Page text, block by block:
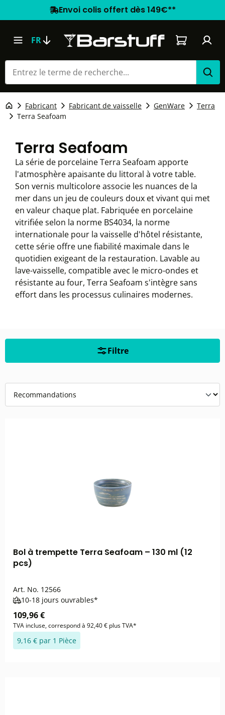
Envoi colis offert dès 149€**
FR Le panier
Fabricant Fabricant de vaisselle GenWare
Terra
Terra Seafoam
Terra Seafoam
La série de porcelaine Terra Seafoam apporte
l'atmosphère apaisante du littoral à votre table.
Son vernis multicolore associe les nuances de la
mer dans un jeu de couleurs doux et vivant qui met
en valeur chaque plat. Fabriquée en porcelaine
vitrifiée selon la norme BS4034, la norme
internationale pour la vaisselle d'hôtel résistante,
cette série offre une fiabilité maximale dans le
quotidien exigeant de la restauration. Lavable au
lave-vaisselle, compatible avec le micro-ondes et
résistante au four, Terra Seafoam s'intègre sans
effort dans les processus culinaires modernes.
Filtre
Bol à trempette Terra Seafoam – 130 ml (12
pcs)
Art. No. 12566
10-18 jours ouvrables*
109,96 €
TVA incluse, correspond à 92,40 € plus TVA*
9,16 € par 1 Pièce